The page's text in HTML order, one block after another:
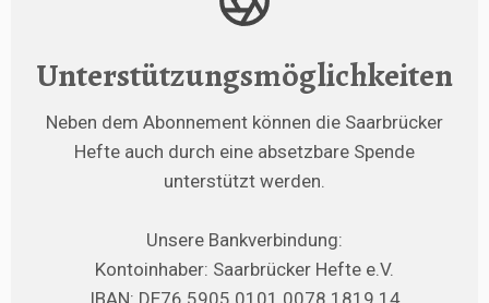
Unterstützungsmöglichkeiten
Neben dem Abonnement können die Saarbrücker
Hefte auch durch eine absetzbare Spende
unterstützt werden.
Unsere Bankverbindung:
Kontoinhaber: Saarbrücker Hefte e.V.